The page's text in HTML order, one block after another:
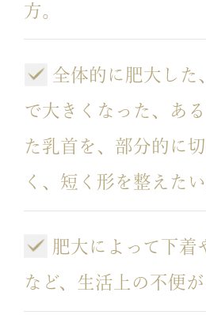
方。
全体的に肥大した
で大きくなった、あ
た乳首を、部分的に
く、短く形を整えたい
肥大によって下着
など、生活上の不便が